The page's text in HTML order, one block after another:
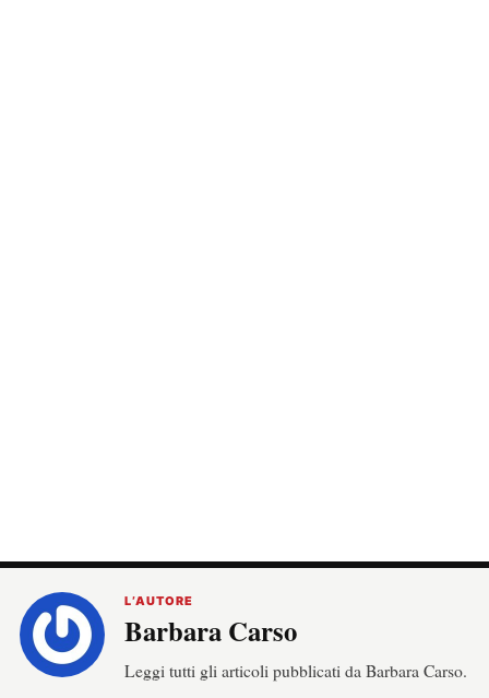
L’AUTORE
Barbara Carso
Leggi tutti gli articoli pubblicati da Barbara Carso.